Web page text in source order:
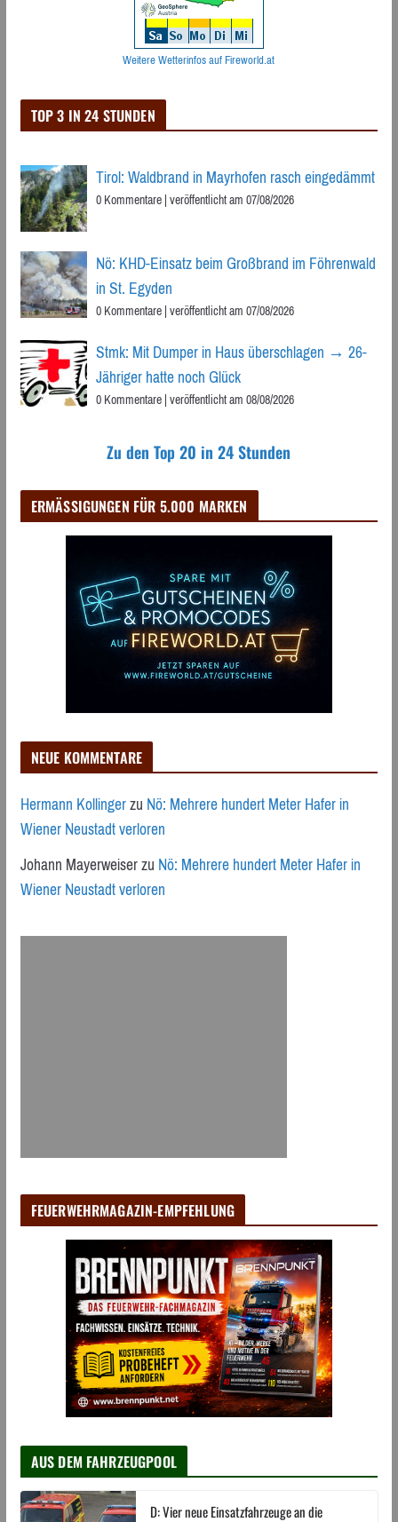
Weitere Wetterinfos auf Fireworld.at
TOP 3 IN 24 STUNDEN
Tirol: Waldbrand in Mayrhofen rasch eingedämmt
0 Kommentare|veröffentlicht am 07/08/2026
Nö: KHD-Einsatz beim Großbrand im Föhrenwald
in St. Egyden
0 Kommentare|veröffentlicht am 07/08/2026
Stmk: Mit Dumper in Haus überschlagen → 26-
Jähriger hatte noch Glück
0 Kommentare|veröffentlicht am 08/08/2026
Zu den Top 20 in 24 Stunden
ERMÄSSIGUNGEN FÜR 5.000 MARKEN
NEUE KOMMENTARE
Hermann KollingerzuNö: Mehrere hundert Meter Hafer in
Wiener Neustadt verloren
Johann MayerweiserzuNö: Mehrere hundert Meter Hafer in
Wiener Neustadt verloren
FEUERWEHRMAGAZIN-EMPFEHLUNG
AUS DEM FAHRZEUGPOOL
D: Vier neue Einsatzfahrzeuge an die